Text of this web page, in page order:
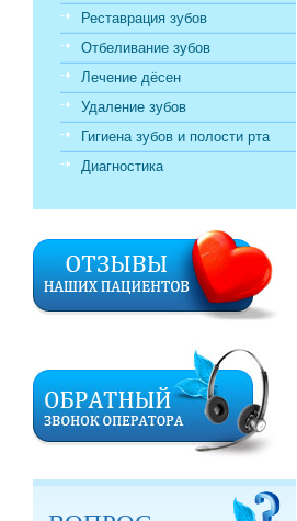
Реставрация зубов
Отбеливание зубов
Лечение дёсен
Удаление зубов
Гигиена зубов и полости рта
Диагностика